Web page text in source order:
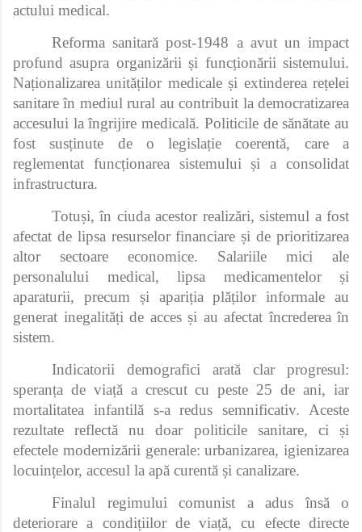
actului medical.
Reforma sanitară post-1948 a avut un impact
profund asupra organizării și funcționării sistemului.
Naționalizarea unităților medicale și extinderea rețelei
sanitare în mediul rural au contribuit la democratizarea
accesului la îngrijire medicală. Politicile de sănătate au
fost susținute de o legislație coerentă, care a
reglementat funcționarea sistemului și a consolidat
infrastructura.
Totuși, în ciuda acestor realizări, sistemul a fost
afectat de lipsa resurselor financiare și de prioritizarea
altor sectoare economice. Salariile mici ale
personalului medical, lipsa medicamentelor și
aparaturii, precum și apariția plăților informale au
generat inegalități de acces și au afectat încrederea în
sistem.
Indicatorii demografici arată clar progresul:
speranța de viață a crescut cu peste 25 de ani, iar
mortalitatea infantilă s-a redus semnificativ. Aceste
rezultate reflectă nu doar politicile sanitare, ci și
efectele modernizării generale: urbanizarea, igienizarea
locuințelor, accesul la apă curentă și canalizare.
Finalul regimului comunist a adus însă o
deteriorare a condițiilor de viață, cu efecte directe